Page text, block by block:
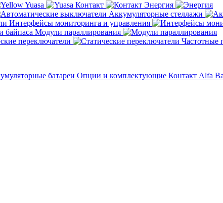
Yuasa Контакт
Энергия
Аккумуляторные стеллажи
Интерфейсы мониторинга и управления
Модули параллирования
переключатели
Частотные
батареи Опции и комплектующие Контакт Alfa